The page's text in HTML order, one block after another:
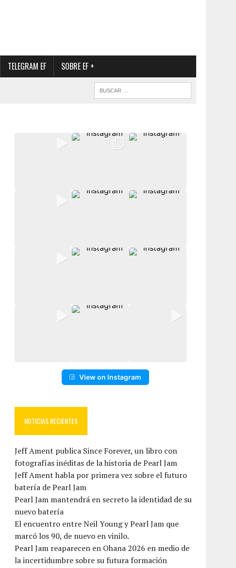
TELEGRAM EF SOBRE EF +
View on Instagram
NOTICIAS RECIENTES
Jeff Ament publica Since Forever, un libro con
fotografías inéditas de la historia de Pearl Jam
Jeff Ament habla por primera vez sobre el futuro
batería de Pearl Jam
Pearl Jam mantendrá en secreto la identidad de su
nuevo batería
El encuentro entre Neil Young y Pearl Jam que
marcó los 90, de nuevo en vinilo.
Pearl Jam reaparecen en Ohana 2026 en medio de
la incertidumbre sobre su futura formación